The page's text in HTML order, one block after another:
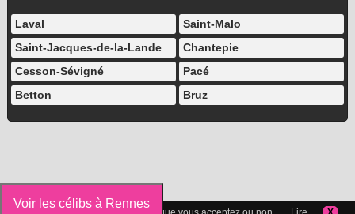
Laval
Saint-Malo
Saint-Jacques-de-la-Lande
Chantepie
Cesson-Sévigné
Pacé
Betton
Bruz
Voir les célibs à Rennes